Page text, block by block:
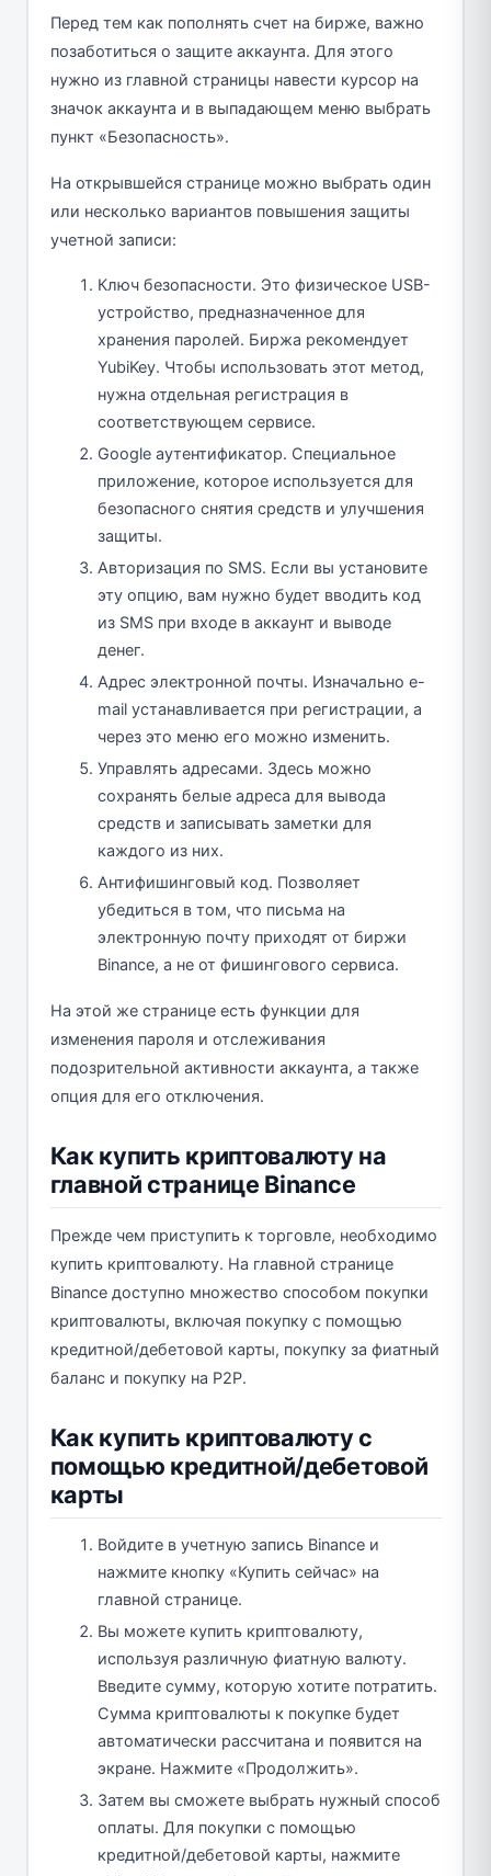
Перед тем как пополнять счет на бирже, важно
позаботиться о защите аккаунта. Для этого
нужно из главной страницы навести курсор на
значок аккаунта и в выпадающем меню выбрать
пункт «Безопасность».
На открывшейся странице можно выбрать один
или несколько вариантов повышения защиты
учетной записи:
Ключ безопасности. Это физическое USB-
устройство, предназначенное для
хранения паролей. Биржа рекомендует
YubiKey. Чтобы использовать этот метод,
нужна отдельная регистрация в
соответствующем сервисе.
Google аутентификатор. Специальное
приложение, которое используется для
безопасного снятия средств и улучшения
защиты.
Авторизация по SMS. Если вы установите
эту опцию, вам нужно будет вводить код
из SMS при входе в аккаунт и выводе
денег.
Адрес электронной почты. Изначально e-
mail устанавливается при регистрации, а
через это меню его можно изменить.
Управлять адресами. Здесь можно
сохранять белые адреса для вывода
средств и записывать заметки для
каждого из них.
Антифишинговый код. Позволяет
убедиться в том, что письма на
электронную почту приходят от биржи
Binance, а не от фишингового сервиса.
На этой же странице есть функции для
изменения пароля и отслеживания
подозрительной активности аккаунта, а также
опция для его отключения.
Как купить криптовалюту на
главной странице Binance
Прежде чем приступить к торговле, необходимо
купить криптовалюту. На главной странице
Binance доступно множество способом покупки
криптовалюты, включая покупку с помощью
кредитной/дебетовой карты, покупку за фиатный
баланс и покупку на P2P.
Как купить криптовалюту с
помощью кредитной/дебетовой
карты
Войдите в учетную запись Binance и
нажмите кнопку «Купить сейчас» на
главной странице.
Вы можете купить криптовалюту,
используя различную фиатную валюту.
Введите сумму, которую хотите потратить.
Сумма криптовалюты к покупке будет
автоматически рассчитана и появится на
экране. Нажмите «Продолжить».
Затем вы сможете выбрать нужный способ
оплаты. Для покупки с помощью
кредитной/дебетовой карты, нажмите